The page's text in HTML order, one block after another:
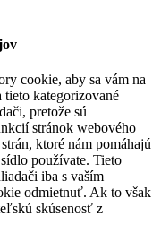
cookie, aby sa vám na
kategorizované
pretože sú
stránok webového
ktoré nám pomáhajú
používate. Tieto
iba s vaším
odmietnuť. Ak to však
skúsenosť z